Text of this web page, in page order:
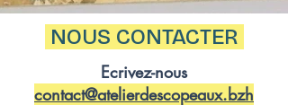
NOUS CONTACTER
Ecrivez-nous
contact@atelierdescopeaux.bzh